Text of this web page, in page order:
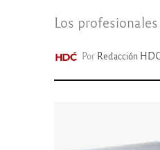
Los
Por Redacción